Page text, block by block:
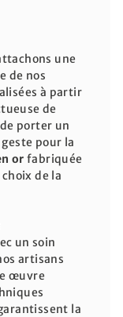
une
de nos
à partir
de
porter un
pour la
or fabriquée
de la
un soin
artisans
œuvre
la